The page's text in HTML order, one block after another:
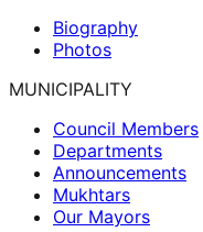
Biography
Photos
MUNICIPALITY
Council Members
Departments
Announcements
Mukhtars
Our Mayors